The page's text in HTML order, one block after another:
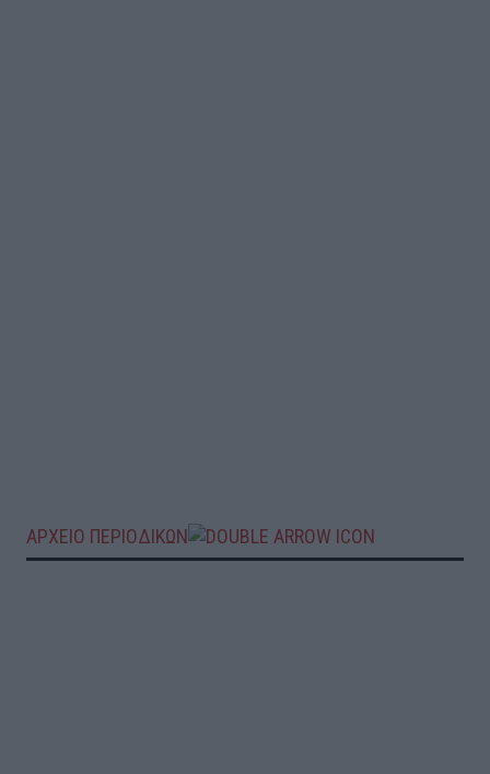
ΑΡΧΕΙΟ ΠΕΡΙΟΔΙΚΩΝ